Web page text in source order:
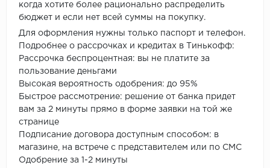
когда хотите более рационально распределить
бюджет и если нет всей суммы на покупку.
Для оформления нужны только паспорт и телефон.
Подробнее о рассрочках и кредитах в Тинькофф:
Рассрочка беспроцентная: вы не платите за
пользование деньгами
Высокая вероятность одобрения: до 95%
Быстрое рассмотрение: решение от банка придет
вам за 2 минуты прямо в форме заявки на той же
странице
Подписание договора доступным способом: в
магазине, на встрече с представителем или по СМС
Одобрение за 1-2 минуты